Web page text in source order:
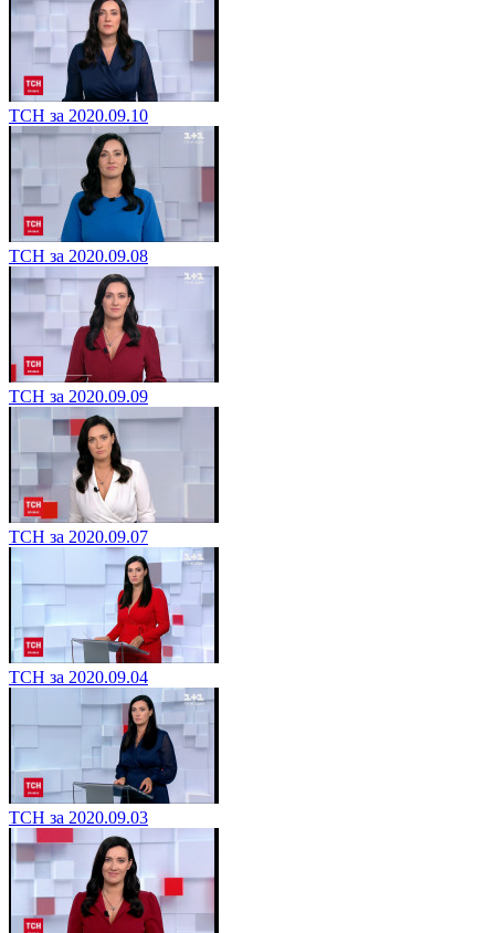
ТСН за 2020.09.10
ТСН за 2020.09.08
ТСН за 2020.09.09
ТСН за 2020.09.07
ТСН за 2020.09.04
ТСН за 2020.09.03